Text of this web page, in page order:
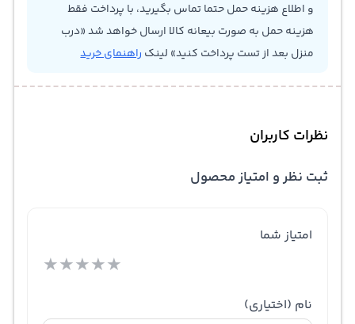
و اطلاع هزینه حمل حتما تماس بگیرید، با پرداخت فقط
هزینه حمل به صورت بیعانه کالا ارسال خواهد شد «درب
منزل بعد از تست پرداخت کنید» لینک راهنمای خرید
نظرات کاربران
ثبت نظر و امتیاز محصول
امتیاز شما
★★★★★
نام (اختیاری)